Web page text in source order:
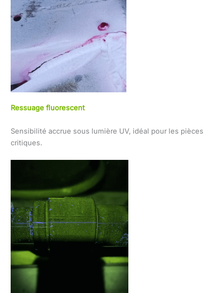
Ressuage fluorescent
Sensibilité accrue sous lumière UV, idéal pour les pièces
critiques.